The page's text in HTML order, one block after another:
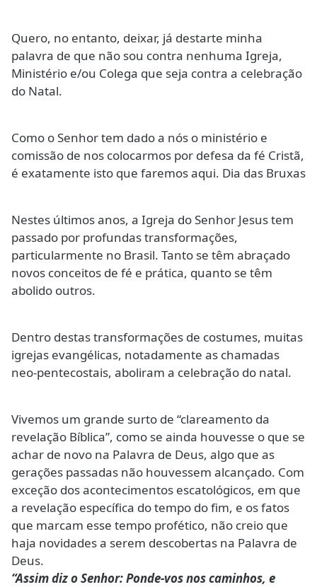
Quero, no entanto, deixar, já destarte minha
palavra de que não sou contra nenhuma Igreja,
Ministério e/ou Colega que seja contra a celebração
do Natal.
Como o Senhor tem dado a nós o ministério e
comissão de nos colocarmos por defesa da fé Cristã,
é exatamente isto que faremos aqui. Dia das Bruxas
Nestes últimos anos, a Igreja do Senhor Jesus tem
passado por profundas transformações,
particularmente no Brasil. Tanto se têm abraçado
novos conceitos de fé e prática, quanto se têm
abolido outros.
Dentro destas transformações de costumes, muitas
igrejas evangélicas, notadamente as chamadas
neo-pentecostais, aboliram a celebração do natal.
Vivemos um grande surto de “clareamento da
revelação Bíblica”, como se ainda houvesse o que se
achar de novo na Palavra de Deus, algo que as
gerações passadas não houvessem alcançado. Com
exceção dos acontecimentos escatológicos, em que
a revelação específica do tempo do fim, e os fatos
que marcam esse tempo profético, não creio que
haja novidades a serem descobertas na Palavra de
Deus.
“Assim diz o Senhor: Ponde-vos nos caminhos, e